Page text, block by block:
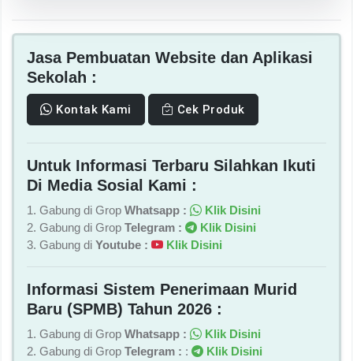
Jasa Pembuatan Website dan Aplikasi
Sekolah :
Kontak Kami Cek Produk
Untuk Informasi Terbaru Silahkan Ikuti
Di Media Sosial Kami :
1. Gabung di Grop Whatsapp :
Klik Disini
2. Gabung di Grop Telegram :
Klik Disini
3. Gabung di Youtube : Klik Disini
Informasi Sistem Penerimaan Murid
Baru (SPMB) Tahun 2026 :
1. Gabung di Grop Whatsapp :
Klik Disini
2. Gabung di Grop Telegram : :
Klik Disini